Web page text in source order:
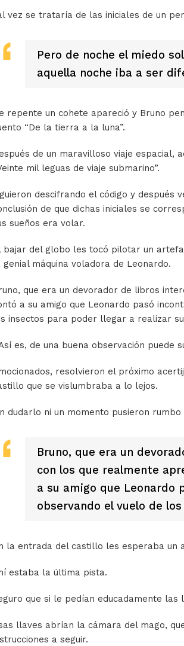
vez se trataría de las iniciales de un
Pero de noche el miedo
aquella noche iba a ser
repente un cohete apareció y Bruno
“De la tierra a la luna”.
de un maravilloso viaje espacial,
mil leguas de viaje submarino”.
descifrando el código y después
de que dichas iniciales se
sueños era volar.
bajar del globo les tocó pilotar un
genial máquina voladora de Leonardo.
que era un devorador de libros
a su amigo que Leonardo pasó
insectos para poder llegar a realizar su
es, de una buena observación puede
resolvieron el próximo
que se vislumbraba a lo lejos.
dudarlo ni un momento pusieron rumbo
Bruno, que era un
con los que realmente
a su amigo que Leonardo
observando el vuelo de
la entrada del castillo les esperaba un
estaba la última pista.
que si le pedían educadamente
llaves abrían la cámara del mago,
a seguir.